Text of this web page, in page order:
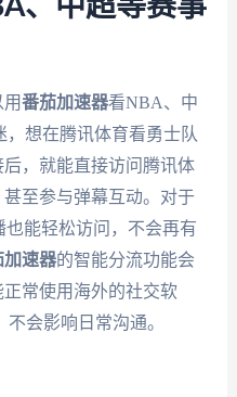
、中超等赛事
番茄加速器看NBA、中
想在腾讯体育看勇士队
后，就能直接访问腾讯体
至参与弹幕互动。对于
也能轻松访问，不会再有
加速器的智能分流功能会
常使用海外的社交软
会影响日常沟通。